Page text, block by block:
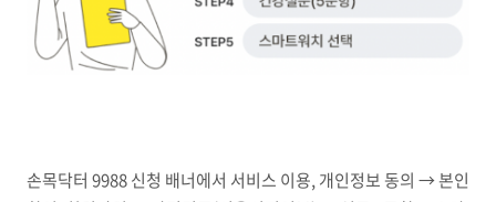
손목닥터 9988 신청 배너에서 서비스 이용, 개인정보 동의 → 본인